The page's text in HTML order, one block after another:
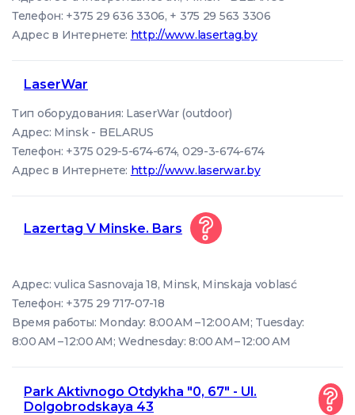
Телефон: +375 29 636 3306, + 375 29 563 3306
Адрес в Интернете: http://www.lasertag.by
LaserWar
Тип оборудования: LaserWar (outdoor)
Адрес: Minsk - BELARUS
Телефон: +375 029-5-674-674, 029-3-674-674
Адрес в Интернете: http://www.laserwar.by
Lazertag V Minske. Bars
Адрес: vulica Sasnovaja 18, Minsk, Minskaja voblasć
Телефон: +375 29 717-07-18
Время работы: Monday: 8:00 AM – 12:00 AM; Tuesday:
8:00 AM – 12:00 AM; Wednesday: 8:00 AM – 12:00 AM
Park Aktivnogo Otdykha "0, 67" - Ul.
Dolgobrodskaya 43